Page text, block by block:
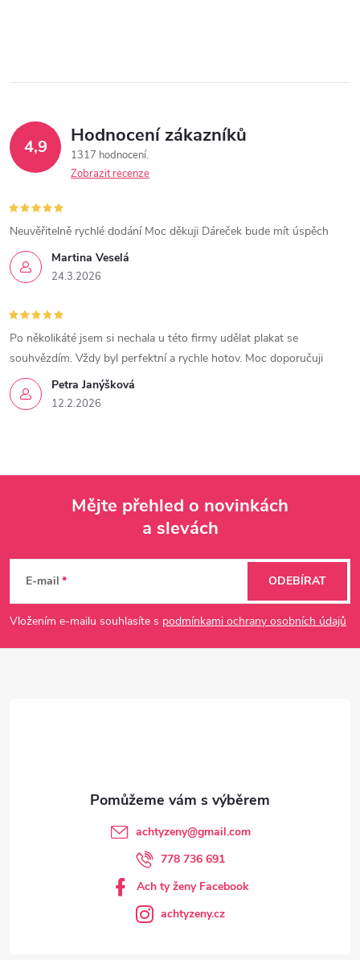
4,9 Hodnocení zákazníků
1317 hodnocení
Zobrazit recenze
Martina Veselá
24.3.2026
Neuvěřitelně rychlé dodání Moc děkuji Dáreček bude mít úspěch
Petra Janýšková
12.2.2026
Po několikáté jsem si nechala u této firmy udělat plakat se
souhvězdím. Vždy byl perfektní a rychle hotov. Moc doporučuji
p
a
Mějte přehled o novinkách
a slevách
E-mail
Vložením e-mailu souhlasíte s podmínkami ochrany osobních údajů
ODEBÍRAT
achtyzeny@gmail.com
778 736 691
Ach ty ženy Facebook
achtyzeny.cz